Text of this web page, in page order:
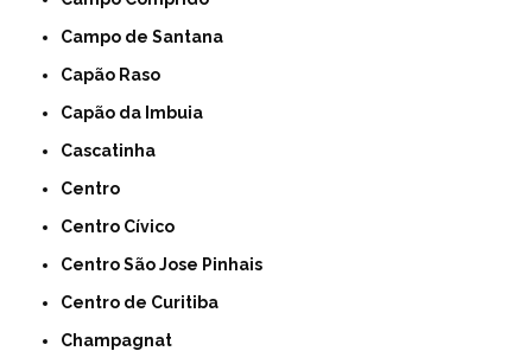
Campo de Santana
Capão Raso
Capão da Imbuia
Cascatinha
Centro
Centro Cívico
Centro São Jose Pinhais
Centro de Curitiba
Champagnat